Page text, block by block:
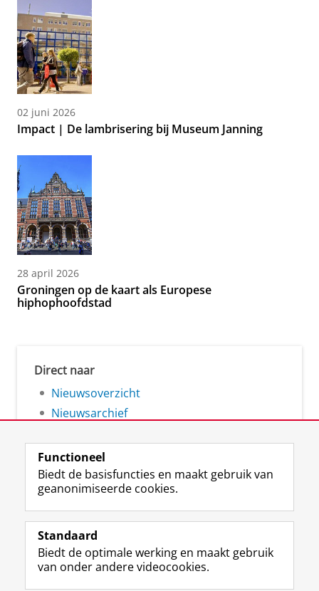
02 juni 2026
Impact | De lambrisering bij Museum Janning
28 april 2026
Groningen op de kaart als Europese
hiphophoofdstad
Direct naar
Nieuwsoverzicht
Nieuwsarchief
Volg de RUG
F
a
e
b
L
i
k
e
R
S
-
f
I
n
t
Y
o
T
Studiekiezers
Functioneel
Biedt de basisfuncties en maakt gebruik van
geanonimiseerde cookies.
Standaard
Biedt de optimale werking en maakt gebruik
van onder andere videocookies.